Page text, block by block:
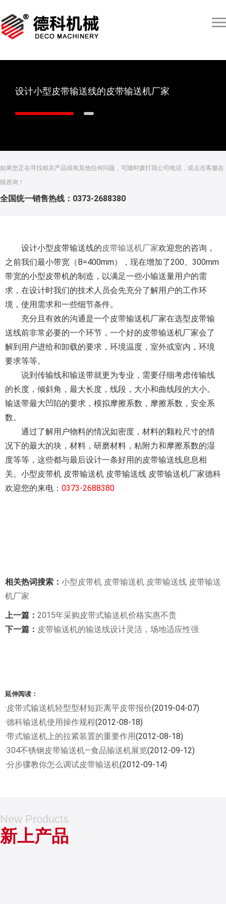
设计小型皮带输送线的皮带输送机厂家
如果您正在寻找相关产品或有其他任何问题，可随时拨打我公司电话，或点击客服在
线咨询！
全国统一销售热线：0373-2688380
设计小型皮带输送线的皮带输送机厂家欢迎您的咨询，
之前我们最小带宽（B=400mm），现在增加了200、300mm
带宽的小型皮带机的制造，以满足一些小输送量用户的需
求，在设计时我们的技术人员会先充分了解用户的工作环
境，使用需求和一些细节条件。
充分且有效的沟通是一个皮带输送机厂家在选型皮带输
送线前非常必要的一个环节，一个好的皮带输送机厂家会了
解到用户进给和卸载的要求，环境温度，室外或室内，环境
要求等等。
说到传输线和输送带就更为专业，需要仔细考虑传输线
的长度，倾斜角，最大长度，线段，大小和曲线段的大小。
输送带最大凹陷的要求，模拟摩擦系数，摩擦系数，安全系
数。
通过了解用户物料的情况如密度，材料的颗粒尺寸的情
况下的最大的块，材料，研磨材料，粘附力和摩擦系数的湿
度等等，这些都与最后设计一条好用的皮带输送线息息相
关。小型皮带机 皮带输送机 皮带输送线 皮带输送机厂家德科
欢迎您的来电： 0373-2688380
相关热词搜索： 小型皮带机 皮带输送机 皮带输送线 皮带输送
机厂家
上一篇： 2015年采购皮带式输送机价格实惠不贵
下一篇： 皮带输送机的输送线设计灵活，场地适应性强
延伸阅读：
·皮带式输送机轻型型材短距离平皮带报价(2019-04-07)
·德科输送机使用操作规程(2012-08-18)
·带式输送机上的拉紧装置的重要作用(2012-08-18)
·304不锈钢皮带输送机—食品输送机展览(2012-09-12)
·分步骤教你怎么调试皮带输送机(2012-09-14)
New Products
新上产品